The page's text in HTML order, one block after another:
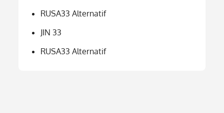
RUSA33 Alternatif
JIN 33
RUSA33 Alternatif